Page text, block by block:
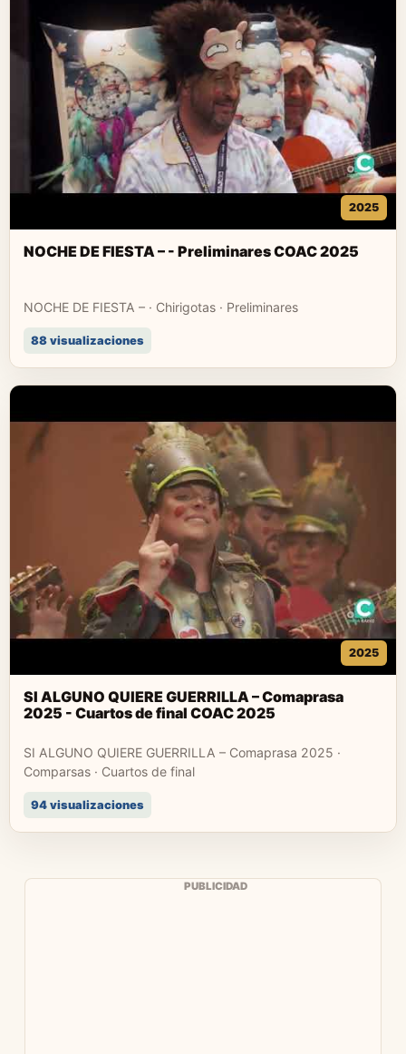
2025
NOCHE DE FIESTA – - Preliminares COAC 2025
NOCHE DE FIESTA – · Chirigotas · Preliminares
88 visualizaciones
2025
SI ALGUNO QUIERE GUERRILLA – Comaprasa
2025 - Cuartos de final COAC 2025
SI ALGUNO QUIERE GUERRILLA – Comaprasa 2025 ·
Comparsas · Cuartos de final
94 visualizaciones
PUBLICIDAD